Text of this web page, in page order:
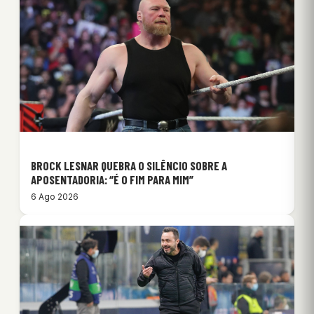
BROCK LESNAR QUEBRA O SILÊNCIO SOBRE A
APOSENTADORIA: “É O FIM PARA MIM”
6 Ago 2026